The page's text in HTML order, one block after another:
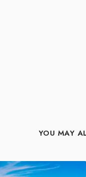
YOU MAY